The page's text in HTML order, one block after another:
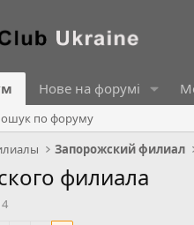
Нове на форумі
по форуму
Запорожский филиал
филиала